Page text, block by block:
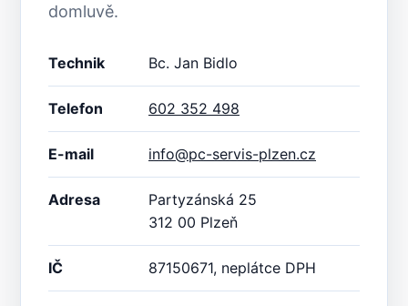
domluvě.
Technik Bc. Jan Bidlo
Telefon 602 352 498
E-mail info@pc-servis-plzen.cz
Adresa
Partyzánská 25
312 00 Plzeň
IČ 87150671, neplátce DPH